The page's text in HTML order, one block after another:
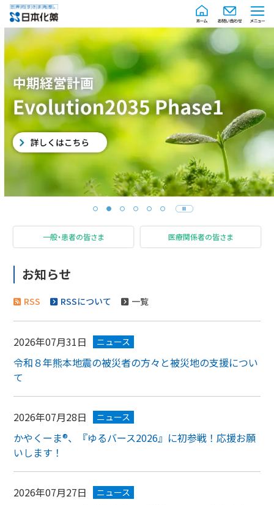
一般・患者の皆さま 医療関係者の皆さま
お知らせ
RSS RSSについて 一覧
2026年07月31日 ニュース
令和８年熊本地震の被災者の方々と被災地の支援につい
て
2026年07月28日 ニュース
かやくーま®、『ゆるバース2026』に初参戦！応援お願
いします！
2026年07月27日 ニュース